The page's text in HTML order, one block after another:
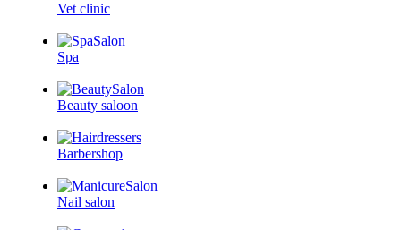
Vet clinic
Spa
Beauty saloon
Barbershop
Nail salon